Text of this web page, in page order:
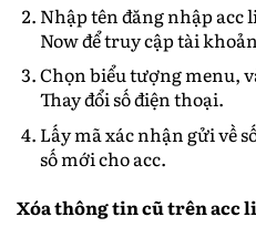
Nhập tên đăng nhập acc
Now để truy cập tài
Chọn biểu tượng menu,
Thay đổi số điện thoại.
Lấy mã xác nhận gửi về
số mới cho acc.
Xóa thông tin cũ trên acc